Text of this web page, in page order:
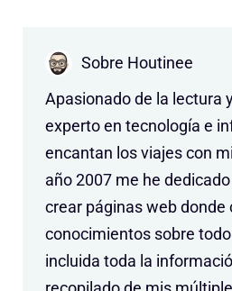
Sobre Houtinee
Apasionado de la lectura
experto en tecnología e
encantan los viajes con
año 2007 me he
crear páginas web
conocimientos sobre
incluida toda la